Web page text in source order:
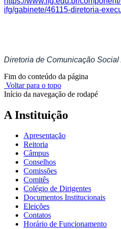
ifg/gabinete/46115-diretoria-
Diretoria de Comunicação Social
Fim do conteúdo da página
Voltar para o topo
Início da navegação de rodapé
A Instituição
Apresentação
Reitoria
Câmpus
Conselhos
Comissões
Comitês
Colégio de Dirigentes
Documentos Institucionais
Eleições
Contatos
Horário de Funcionamento